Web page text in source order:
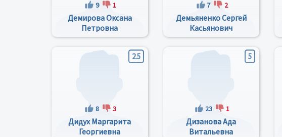
9 1
Демирова Оксана
Петровна
7 2
Демьяненко Сергей
Касьянович
2.5
8 3
Дидух Маргарита
Георгиевна
5
23 1
Дизанова Ада
Витальевна